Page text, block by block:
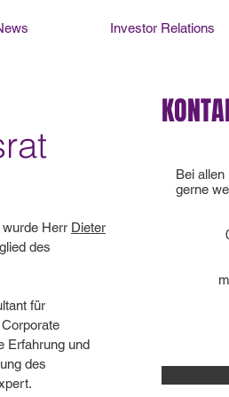
Investor Relations
Herr Dieter
des
für
Erfahrung und
des
Bei allen
gerne
089